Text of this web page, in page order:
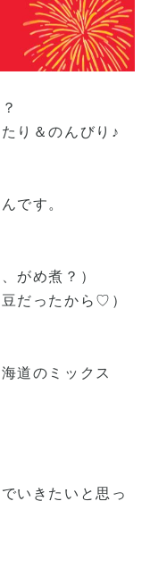
り＆のんびり♪
です。
がめ煮？）
だったから♡）
道のミックス
いきたいと思っ